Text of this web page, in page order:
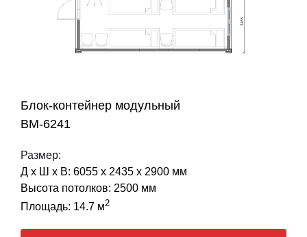
Блок-контейнер модульный
BM-6241
Размер:
Д х Ш х В: 6055 х 2435 х 2900 мм
Высота потолков: 2500 мм
Площадь: 14.7 м2